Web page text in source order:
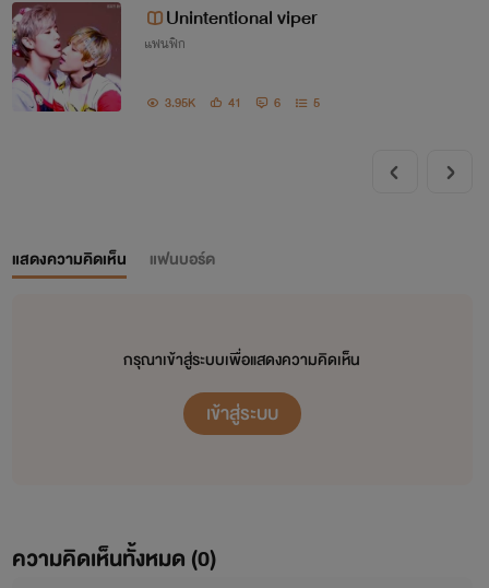
Unintentional viper
แฟนฟิก
3.95K 41 6 5
แสดงความคิดเห็น แฟนบอร์ด
กรุณาเข้าสู่ระบบเพื่อแสดงความคิดเห็น
เข้าสู่ระบบ
ความคิดเห็นทั้งหมด (0)